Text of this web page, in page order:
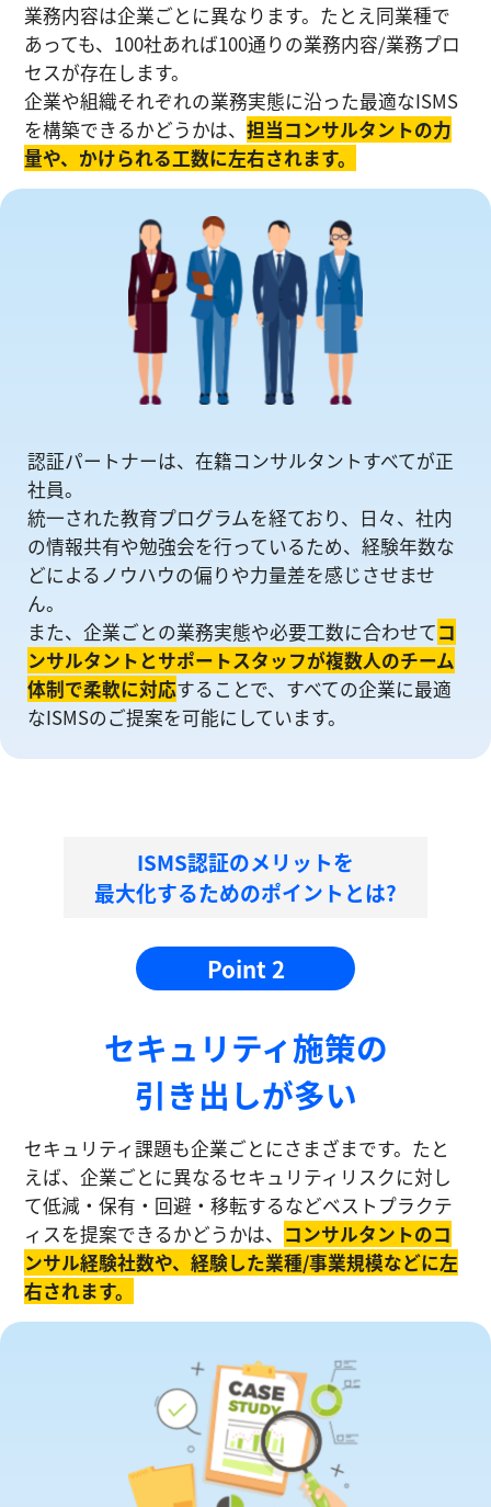
業務内容は企業ごとに異なります。たとえ同業種で
あっても、100社あれば100通りの業務内容/業務プロ
セスが存在します。
企業や組織それぞれの業務実態に沿った最適なISMS
を構築できるかどうかは、担当コンサルタントの⼒
量や、かけられる工数に左右されます。
認証パートナーは、在籍コンサルタントすべてが正
社員。
統一された教育プログラムを経ており、日々、社内
の情報共有や勉強会を⾏っているため、経験年数な
どによるノウハウの偏りや⼒量差を感じさせませ
ん。
また、企業ごとの業務実態や必要工数に合わせてコ
ンサルタントとサポートスタッフが複数人のチーム
体制で柔軟に対応することで、すべての企業に最適
なISMSのご提案を可能にしています。
ISMS認証のメリットを
最大化するためのポイントとは?
Point 2
セキュリティ施策の
引き出しが多い
セキュリティ課題も企業ごとにさまざまです。たと
えば、企業ごとに異なるセキュリティリスクに対し
て低減・保有・回避・移転するなどベストプラクテ
ィスを提案できるかどうかは、 コンサルタントのコ
ンサル経験社数や、経験した業種/事業規模などに左
右されます。